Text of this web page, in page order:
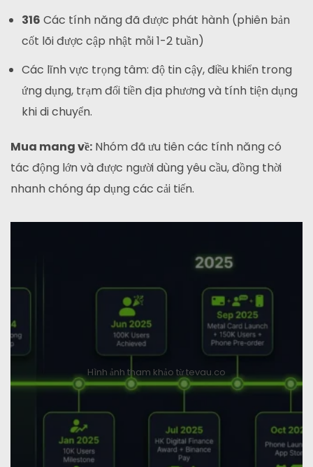
316 Các tính năng đã được phát hành (phiên bản
cốt lõi được cập nhật mỗi 1-2 tuần)
Các lĩnh vực trọng tâm: độ tin cậy, điều khiển trong
ứng dụng, trạm đổi tiền địa phương và tính tiện dụng
khi di chuyển.
Mua mang về: Nhóm đã ưu tiên các tính năng có
tác động lớn và được người dùng yêu cầu, đồng thời
nhanh chóng áp dụng các cải tiến.
Hình ảnh tham khảo từ tevau.co